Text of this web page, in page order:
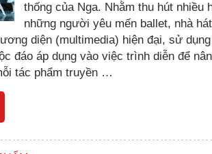
thống của Nga. Nhằm thu hút nhiều
những người yêu mến ballet, nhà
diện (multimedia) hiện đại, sử
đáo áp dụng vào việc trình diễn để
tác phẩm truyền …